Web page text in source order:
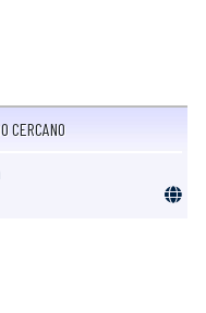
CERCANO